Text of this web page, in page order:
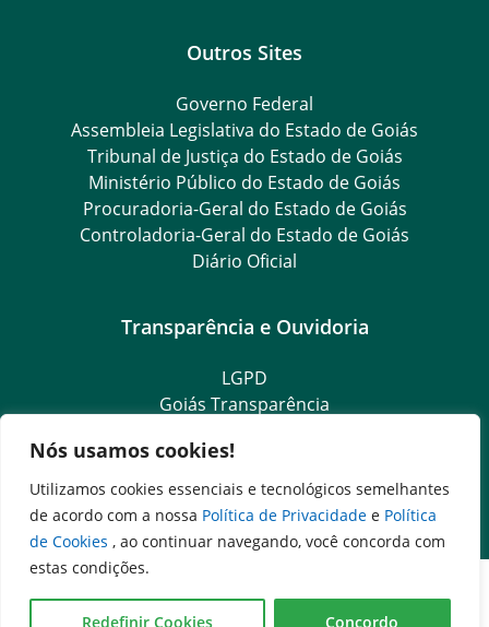
Nós usamos cookies!
Utilizamos cookies essenciais e tecnológicos semelhantes
de acordo com a nossa Política de Privacidade e Política
de Cookies , ao continuar navegando, você concorda com
estas condições.
Redefinir Cookies Concordo
Outros Sites
Governo Federal
Assembleia Legislativa do Estado de Goiás
Tribunal de Justiça do Estado de Goiás
Ministério Público do Estado de Goiás
Procuradoria-Geral do Estado de Goiás
Controladoria-Geral do Estado de Goiás
Diário Oficial
Transparência e Ouvidoria
LGPD
Goiás Transparência
SIC – Serviço de Informação ao Cidadão
e-SIC – Serviço Eletrônico de Informação ao Cidadão
Ouvidoria Setorial